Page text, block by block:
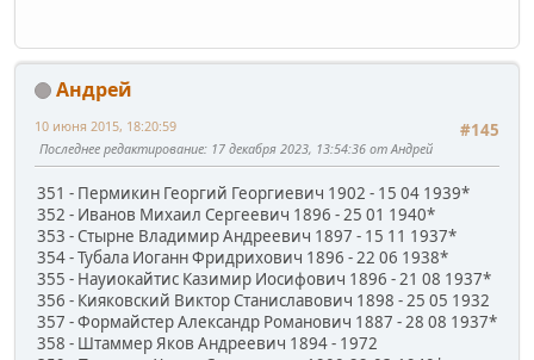
Андрей
#145
10 июня 2015, 18:20:59
Последнее редактирование: 17 декабря 2023, 13:54:36 от Андрей
351 - Пермикин Георгий Георгиевич 1902 - 15 04 1939*
352 - Иванов Михаил Сергеевич 1896 - 25 01 1940*
353 - Стырне Владимир Андреевич 1897 - 15 11 1937*
354 - Тубала Иоганн Фридрихович 1896 - 22 06 1938*
355 - Науиокайтис Казимир Иосифович 1896 - 21 08 1937*
356 - Кияковский Виктор Станиславович 1898 - 25 05 1932
357 - Формайстер Александр Романович 1887 - 28 08 1937*
358 - Штаммер Яков Андреевич 1894 - 1972